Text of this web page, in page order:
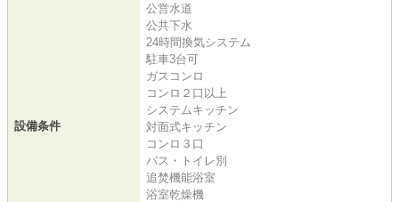
設備条件
公営水道
公共下水
24時間換気システム
駐車3台可
ガスコンロ
コンロ２口以上
システムキッチン
対面式キッチン
コンロ３口
バス・トイレ別
追焚機能浴室
浴室乾燥機